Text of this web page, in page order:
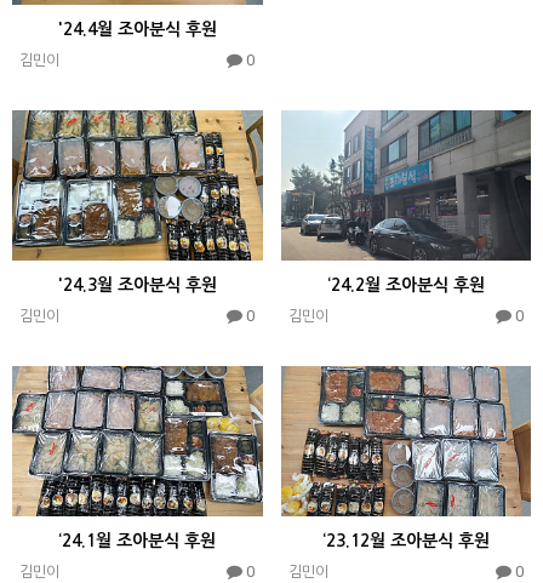
'24.4월 조아분식 후원
김민이 0
'24.3월 조아분식 후원
김민이 0
‘24.2월 조아분식 후원
김민이 0
‘24.1월 조아분식 후원
김민이 0
‘23.12월 조아분식 후원
김민이 0